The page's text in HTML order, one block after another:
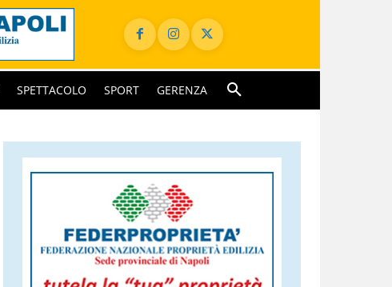
SPETTACOLO SPORT GERENZA